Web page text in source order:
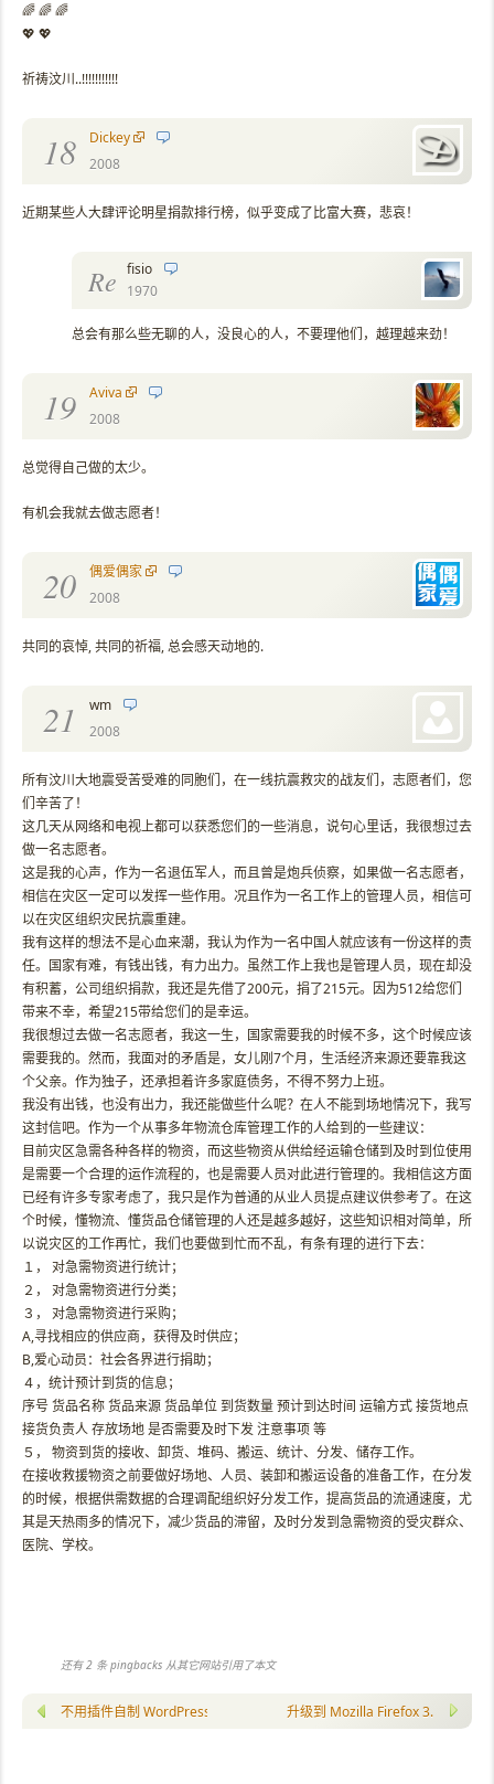
🌈 🌈 🌈
💖 💖
祈祷汶川..!!!!!!!!!!!
18
Dickey
2008
近期某些人大肆评论明星捐款排行榜，似乎变成了比富大赛，悲哀！
Re fisio
1970
总会有那么些无聊的人，没良心的人，不要理他们，越理越来劲！
19
Aviva
2008
总觉得自己做的太少。
有机会我就去做志愿者！
20
偶爱偶家
2008
共同的哀悼, 共同的祈福, 总会感天动地的.
21
wm
2008
所有汶川大地震受苦受难的同胞们，在一线抗震救灾的战友们，志愿者们，您
们辛苦了！
这几天从网络和电视上都可以获悉您们的一些消息，说句心里话，我很想过去
做一名志愿者。
这是我的心声，作为一名退伍军人，而且曾是炮兵侦察，如果做一名志愿者，
相信在灾区一定可以发挥一些作用。况且作为一名工作上的管理人员，相信可
以在灾区组织灾民抗震重建。
我有这样的想法不是心血来潮，我认为作为一名中国人就应该有一份这样的责
任。国家有难，有钱出钱，有力出力。虽然工作上我也是管理人员，现在却没
有积蓄，公司组织捐款，我还是先借了200元，捐了215元。因为512给您们
带来不幸，希望215带给您们的是幸运。
我很想过去做一名志愿者，我这一生，国家需要我的时候不多，这个时候应该
需要我的。然而，我面对的矛盾是，女儿刚7个月，生活经济来源还要靠我这
个父亲。作为独子，还承担着许多家庭债务，不得不努力上班。
我没有出钱，也没有出力，我还能做些什么呢？在人不能到场地情况下，我写
这封信吧。作为一个从事多年物流仓库管理工作的人给到的一些建议：
目前灾区急需各种各样的物资，而这些物资从供给经运输仓储到及时到位使用
是需要一个合理的运作流程的，也是需要人员对此进行管理的。我相信这方面
已经有许多专家考虑了，我只是作为普通的从业人员提点建议供参考了。在这
个时候，懂物流、懂货品仓储管理的人还是越多越好，这些知识相对简单，所
以说灾区的工作再忙，我们也要做到忙而不乱，有条有理的进行下去：
１， 对急需物资进行统计；
２， 对急需物资进行分类；
３， 对急需物资进行采购；
A,寻找相应的供应商，获得及时供应；
B,爱心动员：社会各界进行捐助；
４，统计预计到货的信息；
序号 货品名称 货品来源 货品单位 到货数量 预计到达时间 运输方式 接货地点
接货负责人 存放场地 是否需要及时下发 注意事项 等
５， 物资到货的接收、卸货、堆码、搬运、统计、分发、储存工作。
在接收救援物资之前要做好场地、人员、装卸和搬运设备的准备工作，在分发
的时候，根据供需数据的合理调配组织好分发工作，提高货品的流通速度，尤
其是天热雨多的情况下，减少货品的滞留，及时分发到急需物资的受灾群众、
医院、学校。
还有 2 条 pingbacks 从其它网站引用了本文
不用插件自制 WordPress 倒序留言簿 升级到 Mozilla Firefox 3.0 RC1